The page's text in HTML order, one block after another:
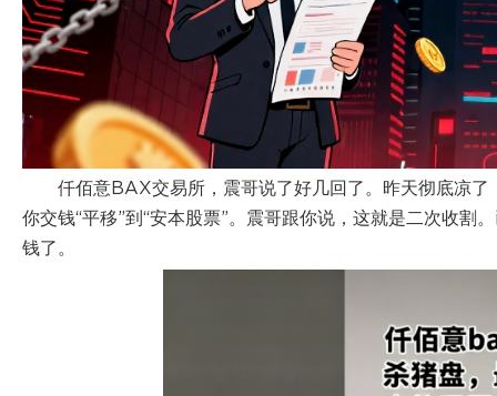
仟佰意BAX交易所，震哥说了好几回了。昨天彻底凉
你交钱“平移”到“安本股票”。震哥跟你说，这就是二次收割
钱了。